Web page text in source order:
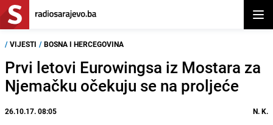
/ VIJESTI / BOSNA I HERCEGOVINA
Prvi letovi Eurowingsa iz Mostara za
Njemačku očekuju se na proljeće
26.10.17. 08:05 N. K.